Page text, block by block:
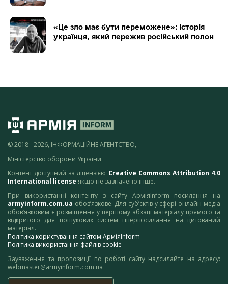
«Це зло має бути переможене»: історія
українця, який пережив російський полон
© 2018 - 2026, ІНФОРМАЦІЙНЕ АГЕНТСТВО,
Міністерство оборони України
Контент доступний за ліцензією Creative Commons Attribution 4.0
International license якщо не зазначено інше.
При використанні контенту з сайту АрміяInform посилання на
armyinform.com.ua обов’язкове. Для суб’єктів у сфері онлайн-медіа
обов’язковим є розміщення у першому абзаці матеріалу прямого та
відкритого для пошукових систем гіперпосилання на цитований
матеріал.
Політика користування сайтом АрміяInform
Політика використання файлів cookie
Зауваження та пропозиції по роботі сайту надсилайте на адресу:
webmaster@armyinform.com.ua